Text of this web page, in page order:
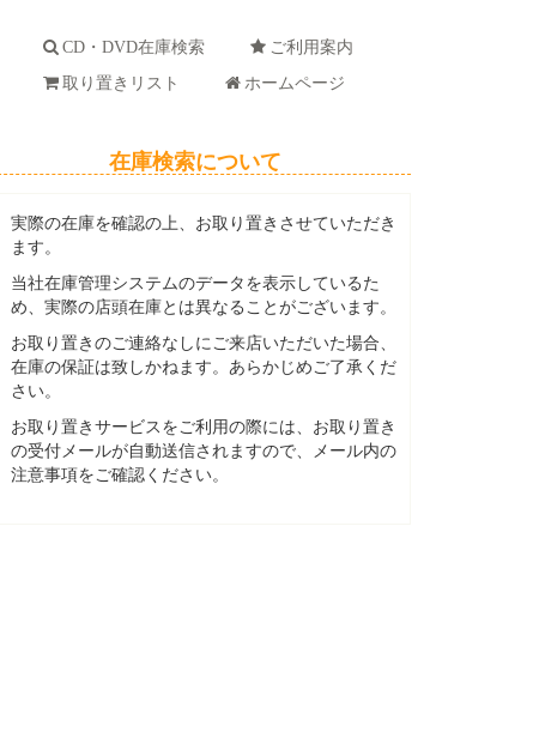
CD・DVD在庫検索
ご利用案内
取り置きリスト ホームページ
在庫検索について
実際の在庫を確認の上、お取り置きさせていただき
ます。
当社在庫管理システムのデータを表示しているた
め、実際の店頭在庫とは異なることがございます。
お取り置きのご連絡なしにご来店いただいた場合、
在庫の保証は致しかねます。あらかじめご了承くだ
さい。
お取り置きサービスをご利用の際には、お取り置き
の受付メールが自動送信されますので、メール内の
注意事項をご確認ください。